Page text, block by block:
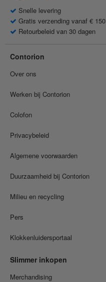
Snelle levering
Gratis verzending vanaf € 150
Retourbeleid van 30 dagen
Contorion
Over ons
Werken bij Contorion
Colofon
Privacybeleid
Algemene voorwaarden
Duurzaamheid bij Contorion
Milieu en recycling
Pers
Klokkenluidersportaal
Slimmer inkopen
Merchandising